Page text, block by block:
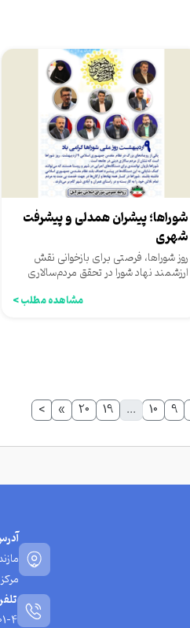
شوراها؛ پیشران همدلی و پیشرفت
شهری
روز شوراها، فرصتی برای بازخوانی نقش
ارزشمند نهاد شورا در تحقق مردم‌سالاری
مشاهده مطلب >
9
10
...
19
20
»
>
4